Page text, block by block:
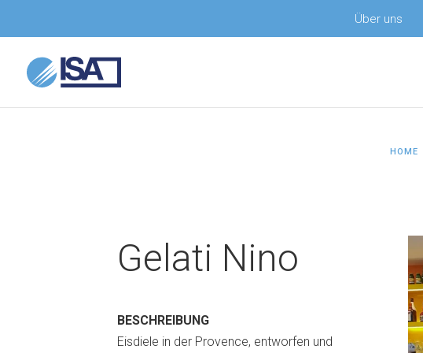
Über uns
HOME
Gelati Nino
BESCHREIBUNG
Eisdiele in der Provence, entworfen und